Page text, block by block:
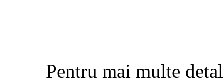
Pentru mai multe